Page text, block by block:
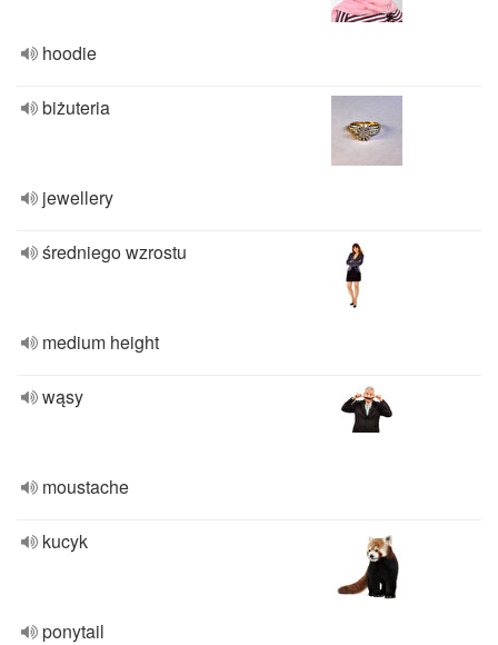
hoodie
biżuteria
jewellery
średniego wzrostu
medium height
wąsy
moustache
kucyk
ponytail